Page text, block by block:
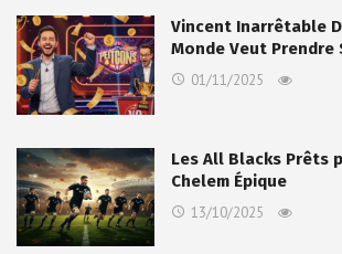
Vincent Inarrêtable
Monde Veut Prendre
01/11/2025
Les All Blacks Prêts
Chelem Épique
13/10/2025